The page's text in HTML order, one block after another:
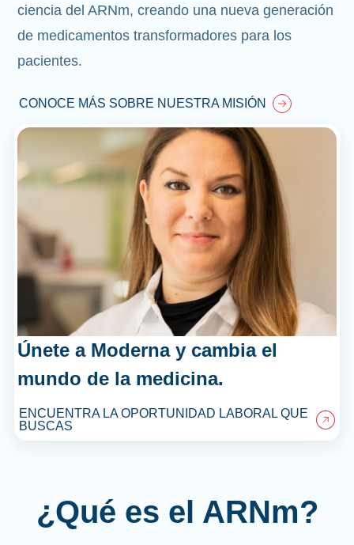
ciencia del ARNm, creando una nueva generación
de medicamentos transformadores para los
pacientes.
CONOCE MÁS SOBRE NUESTRA MISIÓN
Únete a Moderna y cambia el
mundo de la medicina.
ENCUENTRA LA OPORTUNIDAD LABORAL QUE
BUSCAS
¿Qué es el ARNm?